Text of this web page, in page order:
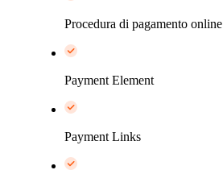
Procedura di pagamento online
Payment Element
Payment Links